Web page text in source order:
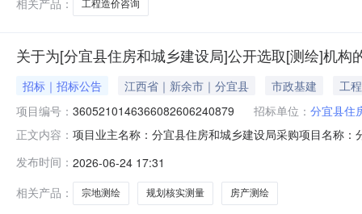
相关产品：
工程造价咨询
关于为[分宜县住房和城乡建设局]公开选取[测绘]机构
招标｜招标公告 江西省｜新余市｜分宜县 市政基建
工程
项目编号： 3605210146366082606240879 招标单位： 分宜县住
正文内容： 项目业主名称：分宜县住房和城乡建设局采购项目名称
元。服务内容：规划核实测量、房产、宗地测绘。洽谈
直选+竞价邀
发布时间： 2026-06-24 17:31
相关产品：
宗地测绘 规划核实测量 房产测绘